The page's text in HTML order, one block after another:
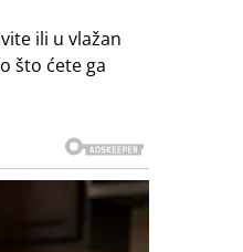
ili u vlažan
što ćete ga